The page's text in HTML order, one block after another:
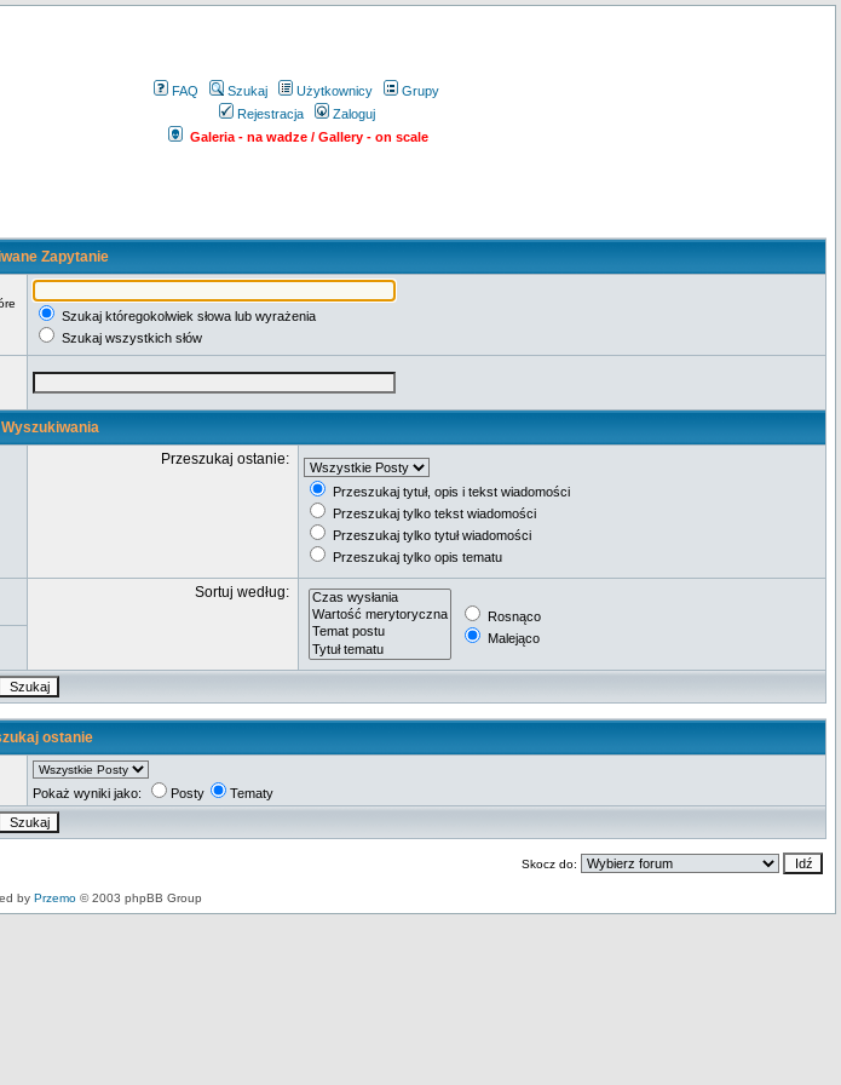
FAQ Szukaj Użytkownicy
Grupy
Rejestracja
Zaloguj
Galeria - na wadze / Gallery - on scale
Zapytanie
Szukaj któregokolwiek słowa lub wyrażenia
Szukaj wszystkich słów
Przeszukaj ostanie:
Przeszukaj tytuł, opis i tekst wiadomości
Przeszukaj tylko tekst wiadomości
Przeszukaj tylko tytuł wiadomości
Przeszukaj tylko opis tematu
Sortuj według:
Rosnąco
Malejąco
ostanie
Pokaż wyniki jako: Posty Tematy
Skocz do:
by Przemo © 2003 phpBB Group